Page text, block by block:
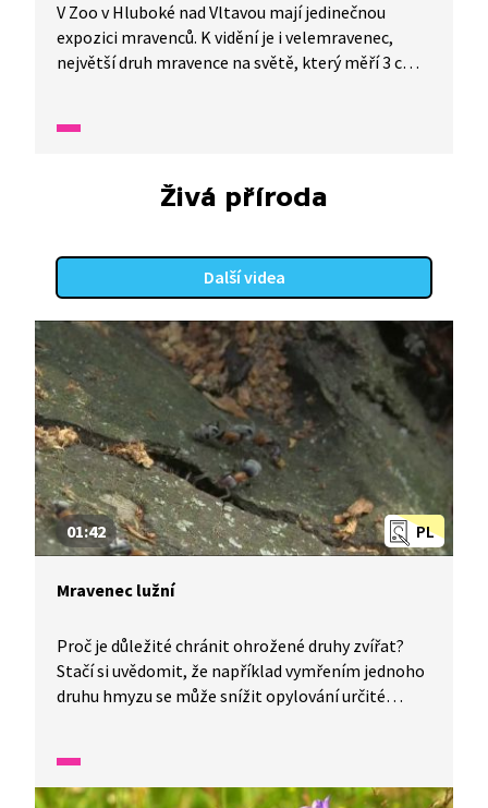
V Zoo v Hluboké nad Vltavou mají jedinečnou
expozici mravenců. K vidění je i velemravenec,
největší druh mravence na světě, který měří 3 cm.
dozvíte ve videu.
Živá příroda
Další videa
PL
01:42
Mravenec lužní
Proč je důležité chránit ohrožené druhy zvířat?
Stačí si uvědomit, že například vymřením jednoho
druhu hmyzu se může snížit opylování určité
Změny v ekosystému by se tak mohly dotknout
i člověka. Znalosti o ohrožených zvířatech jsou